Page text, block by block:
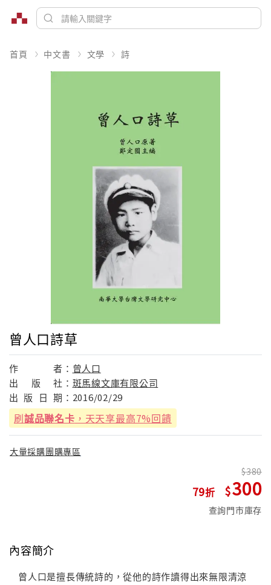
首頁 中文書 文學 詩
曾人口詩草
作 者： 曾人口
出
版 社： 斑馬線文庫有限公司
出 版 日 期： 2016/02/29
刷誠品聯名卡 ，天天享最高7%回饋
大量採購團購專區
79
380
300
查詢門市庫存
內容簡介
曾人口是擅長傳統詩的，從他的詩作讀得出來無限清涼